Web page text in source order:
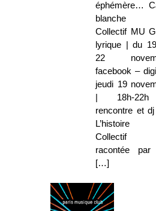
éphémère…
blanche
Collectif MU
lyrique | du
22
facebook –
jeudi 19
| 18h-
rencontre et
L’histoire
Collectif
racontée par
[…]